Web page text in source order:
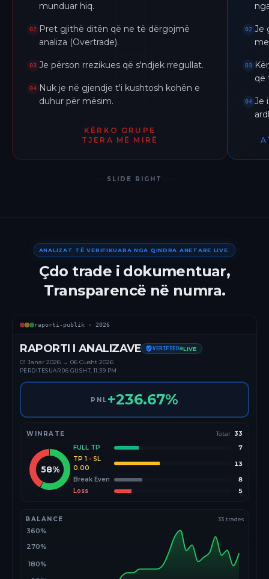
munduar hiq.
02
Pret gjithë ditën që ne të dërgojmë
analiza (Overtrade).
03 Je përson rrezikues që s'ndjek rregullat.
04 Nuk je në gjendje t'i kushtosh kohën e
duhur për mësim.
KËRKO GRUPE
TJERA MË MIRË
02 Je
03
që
04 Je
SLIDE RIGHT
ANALIZAT TË VERIFIKUARA NGA QINDRA ANETARE LIVE.
Çdo trade i dokumentuar,
Transparencë në numra.
raporti-publik · 2026
RAPORTI I ANALIZAVE VERIFIED LIVE
01 Janar 2026 → 06 Gusht 2026
PËRDITËSUAR06 GUSHT, 11:39 PM
PNL +236.67%
WINRATE Total 33
58%
FULL TP
7
TP 1 - SL
0.00
13
Break Even
8
Loss
5
BALANCE 33 trades
180%
270%
360%